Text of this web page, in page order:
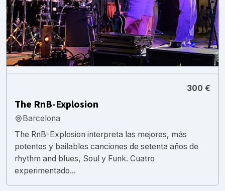
300 €
The RnB-Explosion
Barcelona
The RnB-Explosion interpreta las mejores, más
potentes y bailables canciones de setenta años de
rhythm and blues, Soul y Funk. Cuatro
experimentado...